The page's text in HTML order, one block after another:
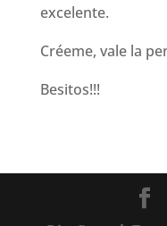
excelente.
Créeme, vale la
Besitos!!!